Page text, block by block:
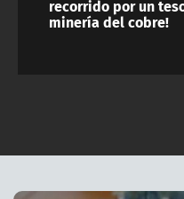
recorrido por un
minería del cobre!